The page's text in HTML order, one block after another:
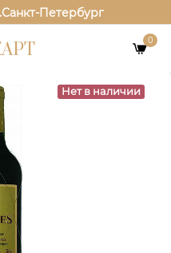
Петербург
0
Нет в наличии